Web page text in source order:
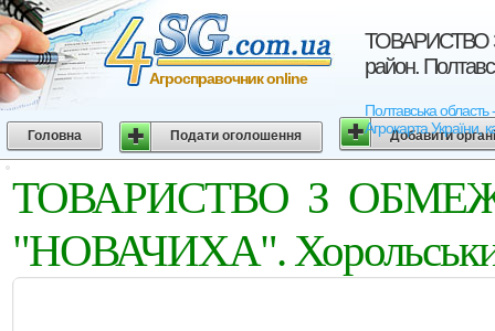
ТОВАРИСТВО
район.
Полтавська
Агрокарта України,
Агросправочник online
Головна Подати оголошення Добавити
ТОВАРИСТВО З
"НОВАЧИХА". Хорольський